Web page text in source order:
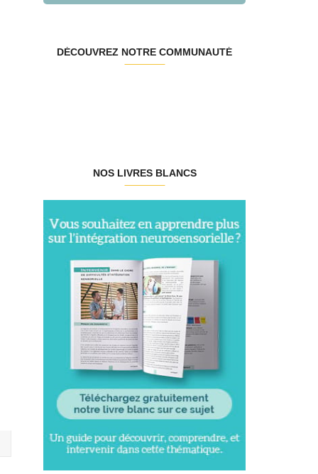
DÉCOUVREZ NOTRE COMMUNAUTÉ
NOS LIVRES BLANCS